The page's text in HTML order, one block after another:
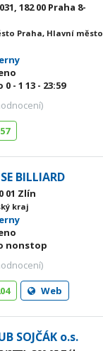
182 00 Praha 8-
Praha, Hlavní město
0 - 1 13 - 23:59
BILLIARD
01 Zlín
kraj
nonstop
Web
SOJČÁK o.s.